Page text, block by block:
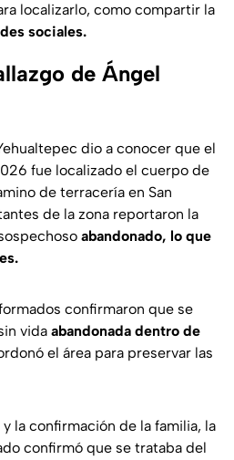
localizarlo, como compartir la
sociales.
de Ángel
dio a conocer que el
fue localizado el cuerpo de
de terracería en San
de la zona reportaron la
abandonado, lo que
confirmaron que se
vida abandonada dentro de
el área para preservar las
la confirmación de la familia, la
confirmó que se trataba del